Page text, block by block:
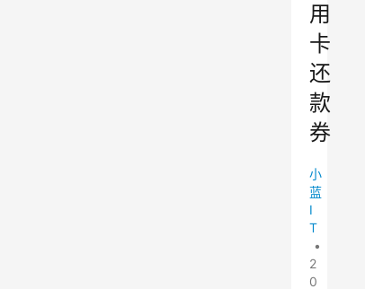
用
卡
还
款
券
小
蓝
I
T
•
2
0